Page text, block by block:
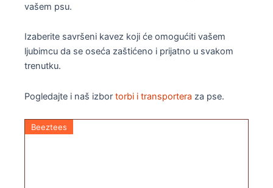
vašem psu.
Izaberite savršeni kavez koji će omogućiti vašem
ljubimcu da se oseća zaštićeno i prijatno u svakom
trenutku.
Pogledajte i naš izbortorbi i transportera za pse.
Beeztees